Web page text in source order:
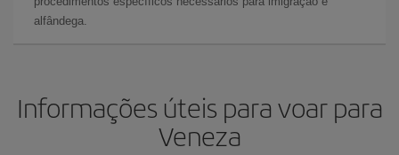
alfândega.
Informações úteis para voar para
Veneza